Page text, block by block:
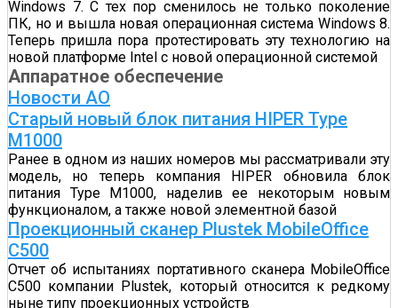
Windows 7. С тех пор сменилось не только поколение
ПК, но и вышла новая операционная система Windows 8.
Теперь пришла пора протестировать эту технологию на
новой платформе Intel с новой операционной системой
Аппаратное обеспечение
Новости АО
Старый новый блок питания HIPER Type
M1000
Ранее в одном из наших номеров мы рассматривали эту
модель, но теперь компания HIPER обновила блок
питания Type M1000, наделив ее некоторым новым
функционалом, а также новой элементной базой
Проекционный сканер Plustek MobileOffice
C500
Отчет об испытаниях портативного сканера MobileOffice
C500 компании Plustek, который относится к редкому
ныне типу проекционных устройств